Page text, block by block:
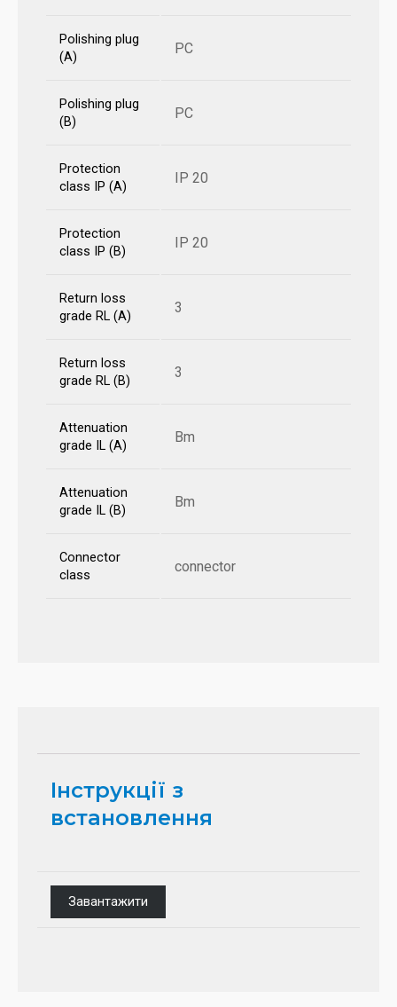
Polishing plug
(A)
PC
Polishing plug
(B)
PC
Protection
class IP (A)
IP 20
Protection
class IP (B)
IP 20
Return loss
grade RL (A)
3
Return loss
grade RL (B)
3
Attenuation
grade IL (A)
Bm
Attenuation
grade IL (B)
Bm
Connector
class
connector
Інструкції з
встановлення
Завантажити